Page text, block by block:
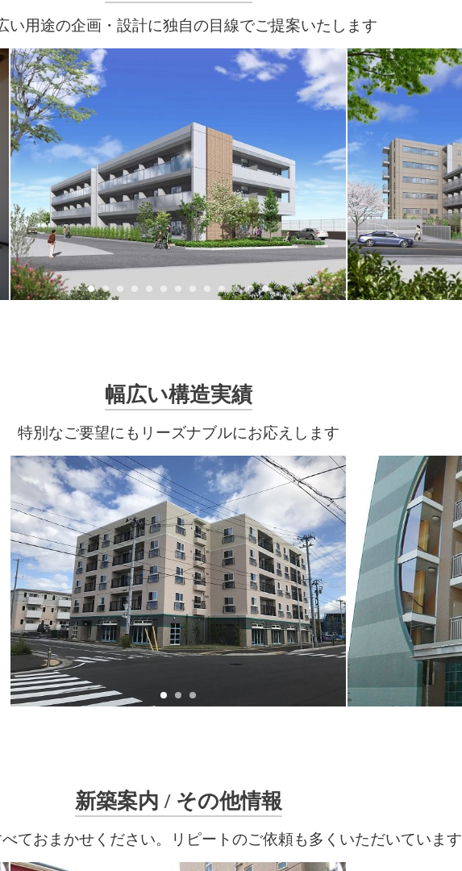
い用途の企画・設計に独自の目線でご提案いたします
幅広い構造実績
特別なご要望にもリーズナブルにお応えします
新築案内 / その他情報
ておまかせください。リピートのご依頼も多くいただいています